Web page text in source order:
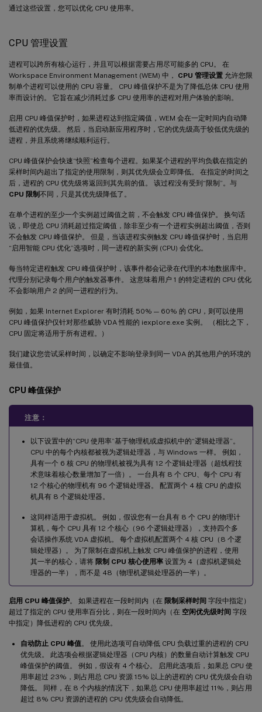
通过这些设置，您可以优化 CPU 使用率。
CPU 管理设置
进程可以跨所有核心运行，并且可以根据需要占用尽可能多的 CPU。 在
Workspace Environment Management (WEM) 中， CPU 管理设置 允许您限
制单个进程可以使用的 CPU 容量。 CPU 峰值保护不是为了降低总体 CPU 使用
率而设计的。 它旨在减少消耗过多 CPU 使用率的进程对用户体验的影响。
启用 CPU 峰值保护时，如果进程达到指定阈值，WEM 会在一定时间内自动降
低进程的优先级。 然后，当启动新应用程序时，它的优先级高于较低优先级的
进程，并且系统将继续顺利运行。
CPU 峰值保护会快速“快照”检查每个进程。如果某个进程的平均负载在指定的
采样时间内超出了指定的使用限制，则其优先级会立即降低。 在指定的时间之
后，进程的 CPU 优先级将返回到其先前的值。 该过程没有受到“限制”。与
CPU 限制不同，只是其优先级降低了。
在单个进程的至少一个实例超过阈值之前，不会触发 CPU 峰值保护。 换句话
说，即使总 CPU 消耗超过指定阈值，除非至少有一个进程实例超出阈值，否则
不会触发 CPU 峰值保护。 但是，当该进程实例触发 CPU 峰值保护时，当启用
“启用智能 CPU 优化”选项时，同一进程的新实例 (CPU) 会优化。
每当特定进程触发 CPU 峰值保护时，该事件都会记录在代理的本地数据库中。
代理分别记录每个用户的触发器事件。 这意味着用户 1 的特定进程的 CPU 优化
不会影响用户 2 的同一进程的行为。
例如，如果 Internet Explorer 有时消耗 50% — 60% 的 CPU，则可以使用
CPU 峰值保护仅针对那些威胁 VDA 性能的 iexplore.exe 实例。 （相比之下，
CPU 固定将适用于所有进程。）
我们建议您尝试采样时间，以确定不影响登录到同一 VDA 的其他用户的环境的
最佳值。
CPU 峰值保护
注意：
以下设置中的“CPU 使用率”基于物理机或虚拟机中的“逻辑处理器”。
CPU 中的每个内核都被视为逻辑处理器，与 Windows 一样。 例如，
具有一个 6 核 CPU 的物理机被视为具有 12 个逻辑处理器（超线程技
术意味着核心数量增加了一倍）。 一台具有 8 个 CPU、每个 CPU 有
12 个核心的物理机有 96 个逻辑处理器。 配置两个 4 核 CPU 的虚拟
机具有 8 个逻辑处理器。
这同样适用于虚拟机。 例如，假设您有一台具有 8 个 CPU 的物理计
算机，每个 CPU 具有 12 个核心（96 个逻辑处理器），支持四个多
会话操作系统 VDA 虚拟机。 每个虚拟机配置两个 4 核 CPU（8 个逻
辑处理器）。 为了限制在虚拟机上触发 CPU 峰值保护的进程，使用
其一半的核心，请将 限制 CPU 核心使用率 设置为 4（虚拟机逻辑处
理器的一半），而不是 48（物理机逻辑处理器的一半）。
启用 CPU 峰值保护。 如果进程在一段时间内（在 限制采样时间 字段中指定）
超过了指定的 CPU 使用率百分比，则在一段时间内（在 空闲优先级时间 字段
中指定）降低进程的 CPU 优先级。
自动防止 CPU 峰值。 使用此选项可自动降低 CPU 负载过重的进程的 CPU
优先级。 此选项会根据逻辑处理器（CPU 内核）的数量自动计算触发 CPU
峰值保护的阈值。 例如，假设有 4 个核心。 启用此选项后，如果总 CPU 使
用率超过 23%，则占用总 CPU 资源 15% 以上的进程的 CPU 优先级会自动
降低。 同样，在 8 个内核的情况下，如果总 CPU 使用率超过 11%，则占用
超过 8% CPU 资源的进程的 CPU 优先级会自动降低。